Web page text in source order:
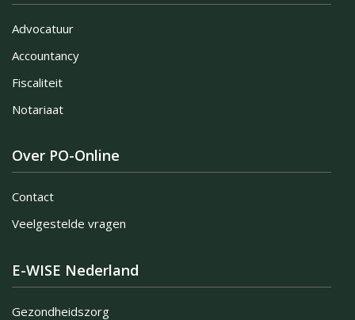
Advocatuur
Accountancy
Fiscaliteit
Notariaat
Over PO-Online
Contact
Veelgestelde vragen
E-WISE Nederland
Gezondheidszorg